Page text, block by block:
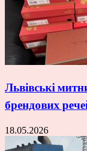
Львівські
брендових
18.05.2026